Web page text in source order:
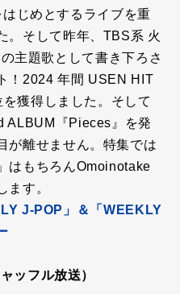
じめとするライブを重
。そして昨年、TBS系 火
主題歌として書き下ろさ
！2024 年間 USEN HIT
獲得しました。そして
ALBUM『Pieces』を発
が離せません。特集では
はもちろんOmoinotake
ます。
J-POP」＆「WEEKLY
ッフル放送）